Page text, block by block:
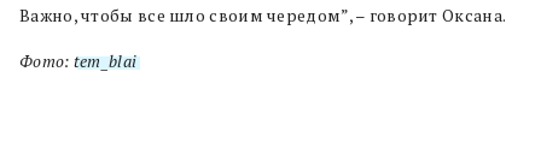
Важно, чтобы все шло своим чередом”, – говорит Оксана.
Фото: tem_blai